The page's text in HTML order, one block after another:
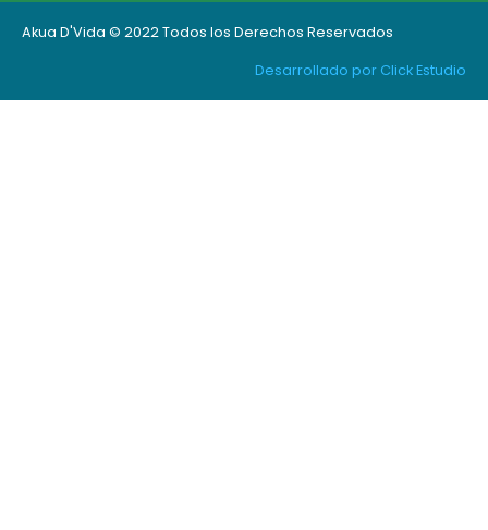
Akua D'Vida © 2022 Todos los Derechos Reservados
Desarrollado por Click Estudio